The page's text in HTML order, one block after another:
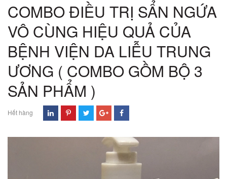
COMBO ĐIỀU TRỊ SẨN NGỨA
VÔ CÙNG HIỆU QUẢ CỦA
BỆNH VIỆN DA LIỄU TRUNG
ƯƠNG ( COMBO GỒM BỘ 3
SẢN PHẨM )
Hết hàng